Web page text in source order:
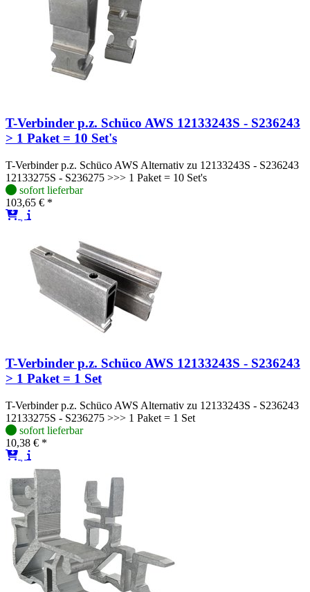
T-Verbinder p.z. Schüco AWS 12133243S - S236243
> 1 Paket = 10 Set's
T-Verbinder p.z. Schüco AWS Alternativ zu 12133243S - S236243
12133275S - S236275 >>> 1 Paket = 10 Set's
sofort lieferbar
103,65 € *
T-Verbinder p.z. Schüco AWS 12133243S - S236243
> 1 Paket = 1 Set
T-Verbinder p.z. Schüco AWS Alternativ zu 12133243S - S236243
12133275S - S236275 >>> 1 Paket = 1 Set
sofort lieferbar
10,38 € *